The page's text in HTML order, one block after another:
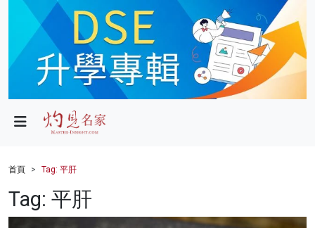
政局
財經
健康
首頁 Tag: 平肝
Tag: 平肝